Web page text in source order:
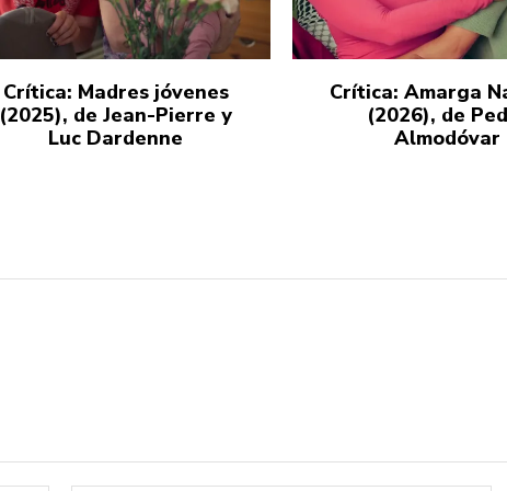
Crítica: Madres jóvenes
(2025), de Jean-Pierre y
Luc Dardenne
Crítica: Amarga
(2026), de
Almodóvar